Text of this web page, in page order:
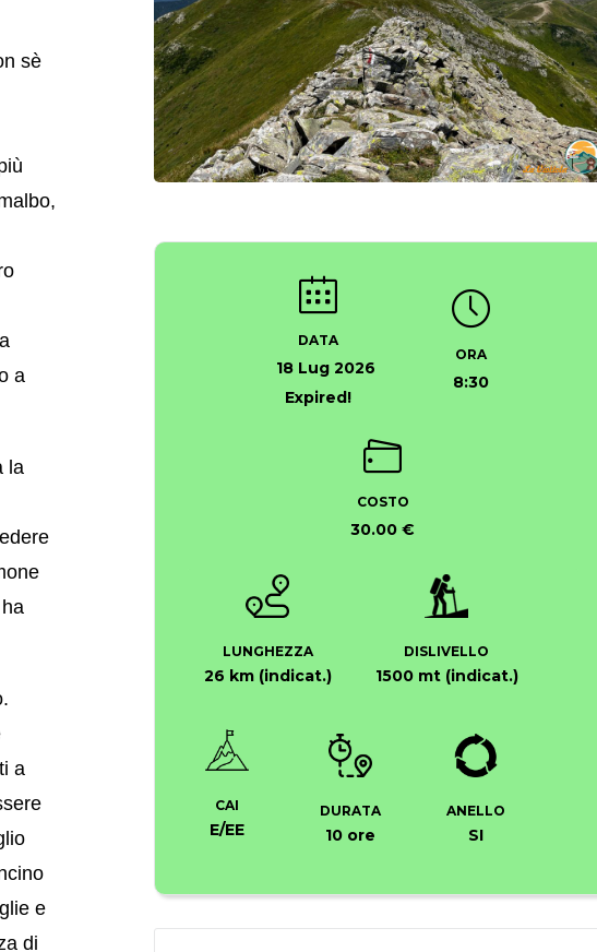
sè
a
la
a
e
di
DATA
18 Lug 2026
Expired!
ORA
8:30
COSTO
30.00 €
LUNGHEZZA
26 km (indicat.)
DISLIVELLO
1500 mt (indicat.)
CAI
E/EE
DURATA
10 ore
ANELLO
SI